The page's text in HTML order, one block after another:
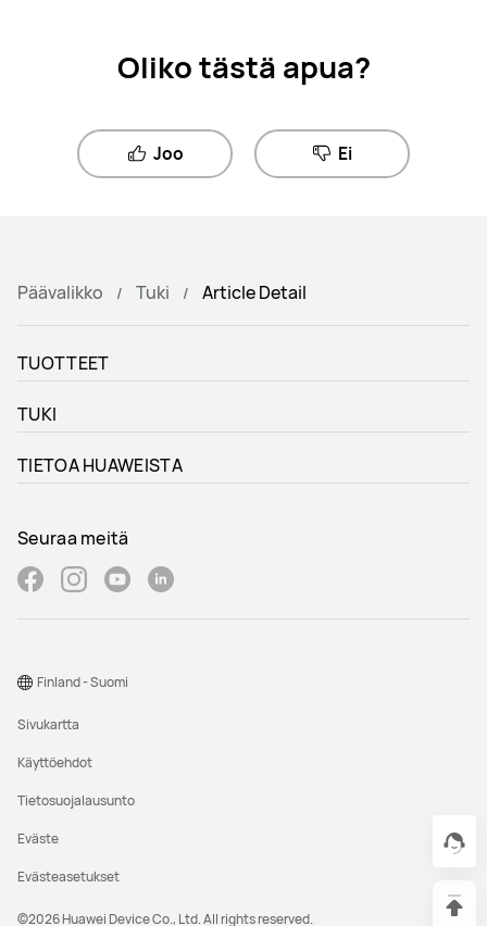
Oliko tästä apua?
Joo Ei
Päävalikko Tuki Article Detail
TUOTTEET
TUKI
TIETOA HUAWEISTA
Seuraa meitä
©2026 Huawei Device Co., Ltd. All rights reserved.
Sivukartta
Käyttöehdot
Tietosuojalausunto
Eväste
Evästeasetukset
Finland - Suomi